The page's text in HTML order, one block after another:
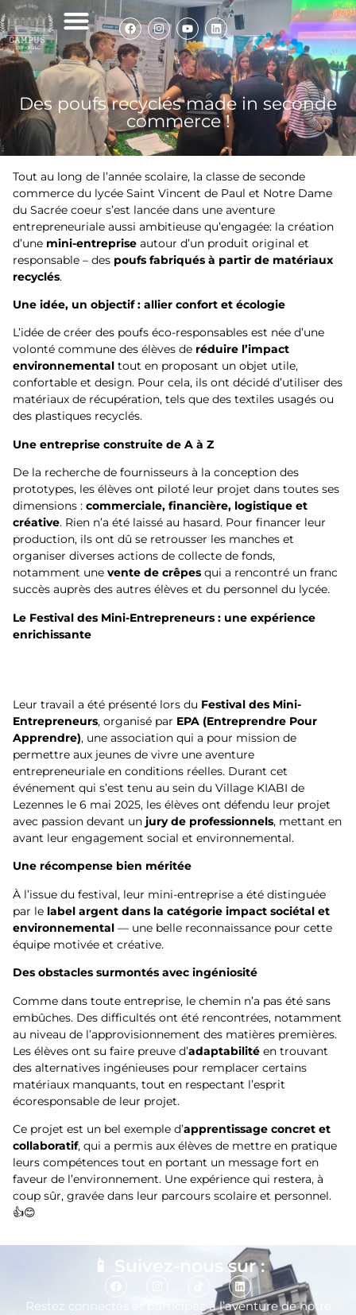
Des poufs recyclés made in seconde
commerce !
Tout au long de l’année scolaire, la classe de seconde
commerce du lycée Saint Vincent de Paul et Notre Dame
du Sacrée coeur s’est lancée dans une aventure
entrepreneuriale aussi ambitieuse qu’engagée: la création
d’une mini-entreprise autour d’un produit original et
responsable – des poufs fabriqués à partir de matériaux
recyclés.
Une idée, un objectif : allier confort et écologie
L’idée de créer des poufs éco-responsables est née d’une
volonté commune des élèves de réduire l’impact
environnemental tout en proposant un objet utile,
confortable et design. Pour cela, ils ont décidé d’utiliser des
matériaux de récupération, tels que des textiles usagés ou
des plastiques recyclés.
Une entreprise construite de A à Z
De la recherche de fournisseurs à la conception des
prototypes, les élèves ont piloté leur projet dans toutes ses
dimensions : commerciale, financière, logistique et
créative. Rien n’a été laissé au hasard. Pour financer leur
production, ils ont dû se retrousser les manches et
organiser diverses actions de collecte de fonds,
notamment une vente de crêpes qui a rencontré un franc
succès auprès des autres élèves et du personnel du lycée.
Le Festival des Mini-Entrepreneurs : une expérience
enrichissante
Leur travail a été présenté lors du Festival des Mini-
Entrepreneurs, organisé par EPA (Entreprendre Pour
Apprendre), une association qui a pour mission de
permettre aux jeunes de vivre une aventure
entrepreneuriale en conditions réelles. Durant cet
événement qui s’est tenu au sein du Village KIABI de
Lezennes le 6 mai 2025, les élèves ont défendu leur projet
avec passion devant un jury de professionnels, mettant en
avant leur engagement social et environnemental.
Une récompense bien méritée
À l’issue du festival, leur mini-entreprise a été distinguée
par le label argent dans la catégorie impact sociétal et
environnemental — une belle reconnaissance pour cette
équipe motivée et créative.
Des obstacles surmontés avec ingéniosité
Comme dans toute entreprise, le chemin n’a pas été sans
embûches. Des difficultés ont été rencontrées, notamment
au niveau de l’approvisionnement des matières premières.
Les élèves ont su faire preuve d’adaptabilité en trouvant
des alternatives ingénieuses pour remplacer certains
matériaux manquants, tout en respectant l’esprit
écoresponsable de leur projet.
Ce projet est un bel exemple d’apprentissage concret et
collaboratif, qui a permis aux élèves de mettre en pratique
leurs compétences tout en portant un message fort en
faveur de l’environnement. Une expérience qui restera, à
coup sûr, gravée dans leur parcours scolaire et personnel.
👍😊
📱 Suivez-nous sur :
Restez connect s et participezàl’aventure de notre